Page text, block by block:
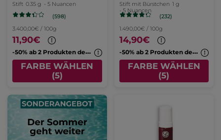
Stift 0.35 g - 5 Nuancen
(598)
3.400,00€ / 100g
11,90€
-
50% ab 2 Produkten deiner Wahl
FARBE WÄHLEN
(5)
Stift mit Bürstchen 1 g
- 5 Nuancen
(232)
1.490,00€ / 100g
14,90€
-
50% ab 2 Produkten deiner Wahl
FARBE WÄHLEN
(5)